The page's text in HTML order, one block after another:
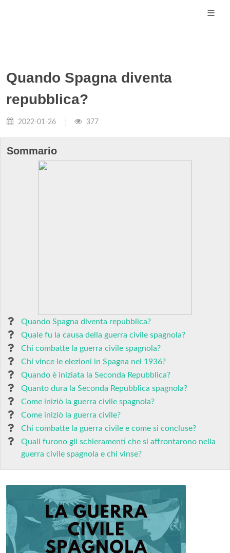
Quando Spagna diventa
repubblica?
2022-01-26 377
Sommario
Quando Spagna diventa repubblica?
Quale fu la causa della guerra civile spagnola?
Chi combatte la guerra civile spagnola?
Chi vince le elezioni in Spagna nel 1936?
Quando è iniziata la Seconda Repubblica?
Quanto dura la Seconda Repubblica spagnola?
Come iniziò la guerra civile spagnola?
Come iniziò la guerra civile?
Chi combatte la guerra civile e come si concluse?
Quali furono gli schieramenti che si affrontarono nella
guerra civile spagnola e chi vinse?